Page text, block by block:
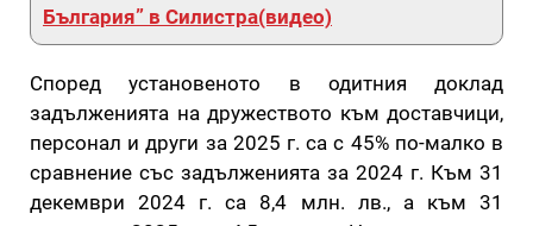
България” в Силистра(видео)
Според установеното в одитния доклад
задълженията на дружеството към доставчици,
персонал и други за 2025 г. са с 45% по-малко в
сравнение със задълженията за 2024 г. Към 31
декември 2024 г. са 8,4 млн. лв., а към 31